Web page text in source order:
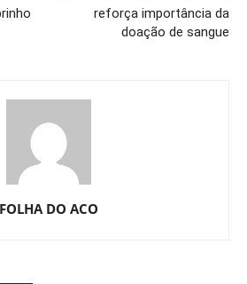
reforça importância da
doação de sangue
FOLHA DO ACO